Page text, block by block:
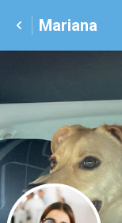
Mariana